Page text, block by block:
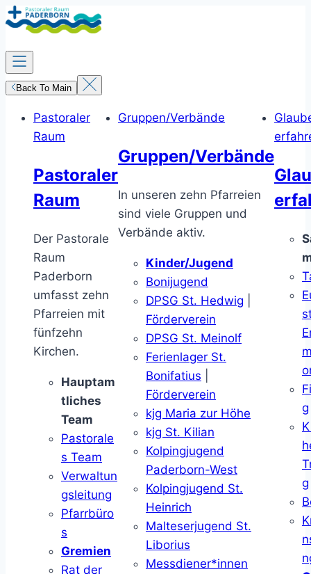
Zum
Inhalt
springen
Back To Main
Pastoraler
Raum
Pastoraler
Raum
Der Pastorale
Raum
Paderborn
umfasst zehn
Pfarreien mit
fünfzehn
Kirchen.
Hauptam
tliches
Team
Pastorale
s Team
Verwaltun
gsleitung
Pfarrbüro
s
Gremien
Rat der
Gruppen/Verbände
Gruppen/Verbände
In unseren zehn Pfarreien
sind viele Gruppen und
Verbände aktiv.
Kinder/Jugend
Bonijugend
DPSG St. Hedwig
Förderverein
DPSG St. Meinolf
Ferienlager St.
Bonifatius
Förderverein
kjg Maria zur Höhe
kjg St. Kilian
Kolpingjugend
Paderborn-West
Kolpingjugend St.
Heinrich
Malteserjugend St.
Liborius
Messdiener*innen
g
g